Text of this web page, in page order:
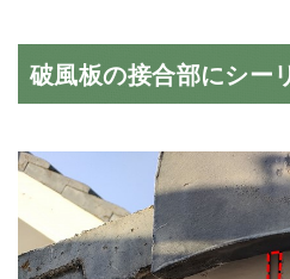
破風板の接合部にシー